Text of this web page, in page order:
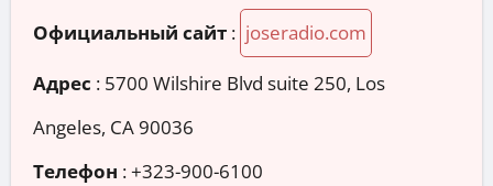
Официальный сайт : joseradio.com
Адрес : 5700 Wilshire Blvd suite 250, Los
Angeles, CA 90036
Телефон :+323-900-6100